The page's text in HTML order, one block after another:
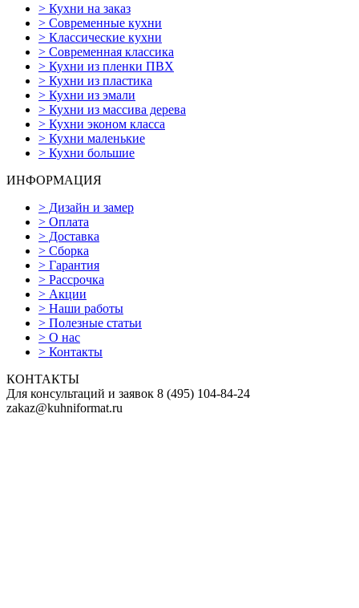
> Кухни на заказ
> Современные кухни
> Классические кухни
> Современная классика
> Кухни из пленки ПВХ
> Кухни из пластика
> Кухни из эмали
> Кухни из массива дерева
> Кухни эконом класса
> Кухни маленькие
> Кухни большие
ИНФОРМАЦИЯ
> Дизайн и замер
> Оплата
> Доставка
> Сборка
> Гарантия
> Рассрочка
> Акции
> Наши работы
> Полезные статьи
> О нас
> Контакты
КОНТАКТЫ
Для консультаций и заявок 8 (495) 104-84-24
zakaz@kuhniformat.ru